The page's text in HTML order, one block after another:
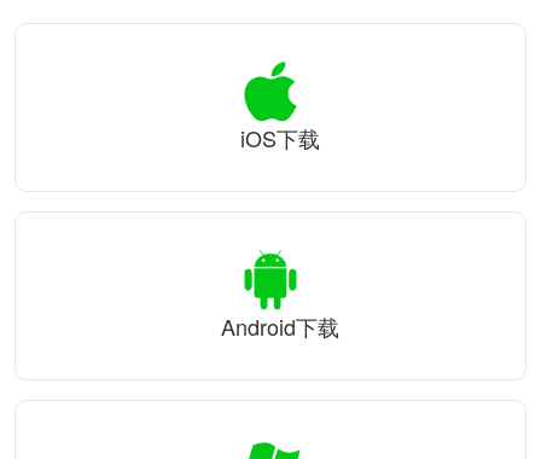
iOS下载
Android下载